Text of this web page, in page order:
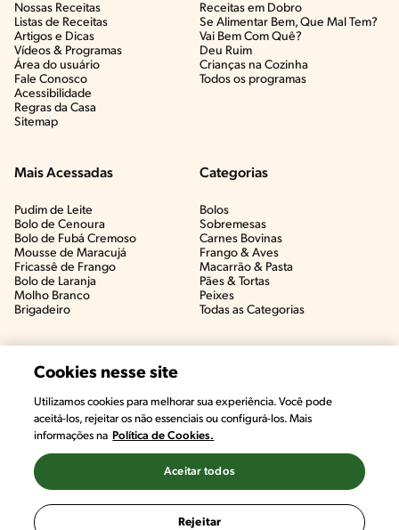
Nossas Receitas
Listas de Receitas​
Artigos e Dicas​
Vídeos & Programas​
Área do usuário
Fale Conosco
Acessibilidade
Regras da Casa
Sitemap
Receitas em Dobro
Se Alimentar Bem, Que Mal Tem?​
Vai Bem Com Quê?​
Deu Ruim​
Crianças na Cozinha​
Todos os programas
Mais Acessadas
Pudim de Leite
Bolo de Cenoura
Bolo de Fubá Cremoso
Mousse de Maracujá
Fricassê de Frango
Bolo de Laranja
Molho Branco
Brigadeiro
Categorias
Bolos
Sobremesas
Carnes Bovinas​
Frango & Aves​
Macarrão & Pasta​
Pães & Tortas​
Peixes
Todas as Categorias
Cookies nesse site
Utilizamos cookies para melhorar sua experiência. Você pode
aceitá-los, rejeitar os não essenciais ou configurá-los. Mais
informações na Política de Cookies.
Rejeitar
Aceitar todos